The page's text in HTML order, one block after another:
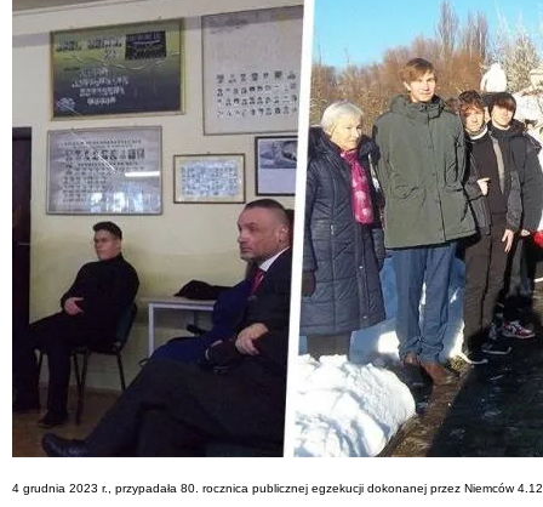
4 grudnia 2023 r., przypadała 80. rocznica publicznej egzekucji dokonanej przez Niemców